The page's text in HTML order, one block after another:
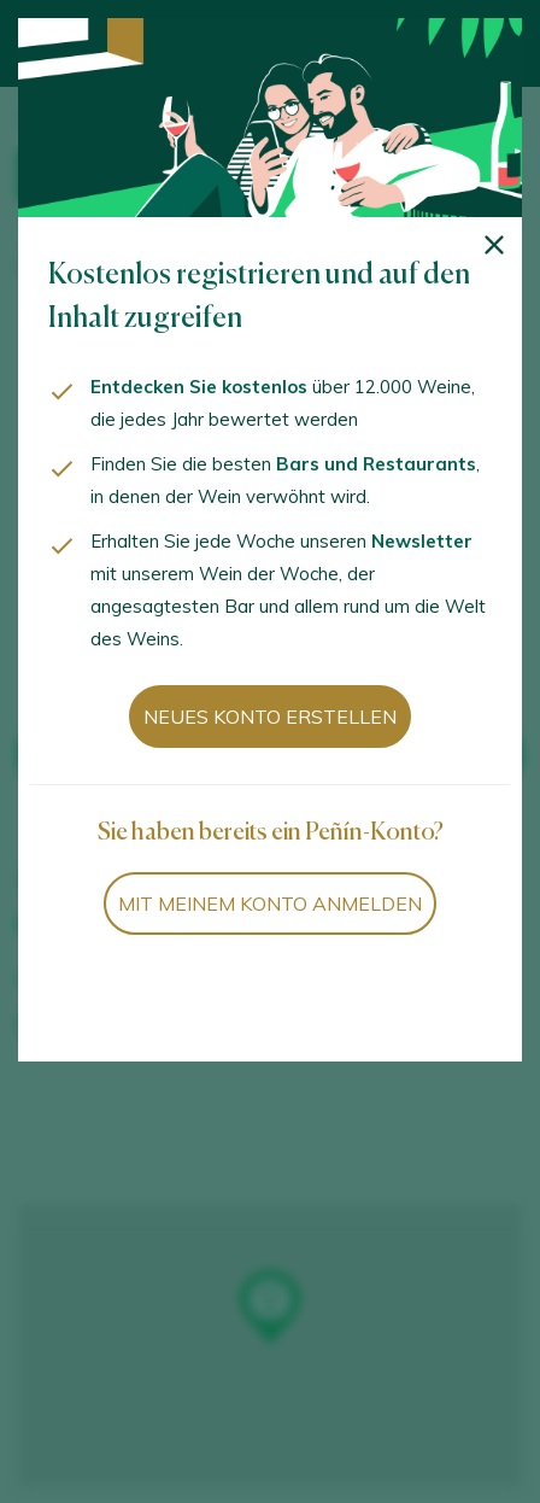
Weintourismus / Adrián Simón Ricón
Adrián Simón Ricón
By appointment
Spanish, Galician
AKTIVITÄTEN
Besuch des Weinbergs,
Weinproben und
DIENSTLEISTUNGEN
Menschen mit
eingeschränkter
Ladengeschäft
SIEHE WEINE AUS DEM WEINGUT
Lugar Vieiro, 12, Arbo, Pontevedra, 36437
670495163
Kostenlos registrieren und auf den
Inhalt zugreifen
Entdecken Sie kostenlos über 12.000 Weine,
die jedes Jahr bewertet werden
Finden Sie die besten Bars und Restaurants,
in denen der Wein verwöhnt wird.
Erhalten Sie jede Woche unseren Newsletter
mit unserem Wein der Woche, der
angesagtesten Bar und allem rund um die Welt
des Weins.
NEUES KONTO ERSTELLEN
Sie haben bereits ein Peñín-Konto?
MIT MEINEM KONTO ANMELDEN